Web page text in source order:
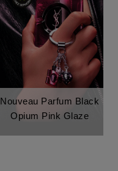
Nouveau Parfum Black
Opium Pink Glaze